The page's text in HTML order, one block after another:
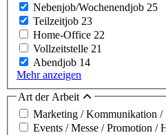
Nebenjob/Wochenendjob 25
Teilzeitjob 23
Home-Office 22
Vollzeitstelle 21
Abendjob 14
Mehr anzeigen
Art der Arbeit
Marketing / Kommunikation /
Events / Messe / Promotion /